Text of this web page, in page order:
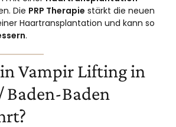
Die PRP Therapie stärkt die neuen
Haartransplantation und kann so
.
Vampir Lifting in
Baden-Baden